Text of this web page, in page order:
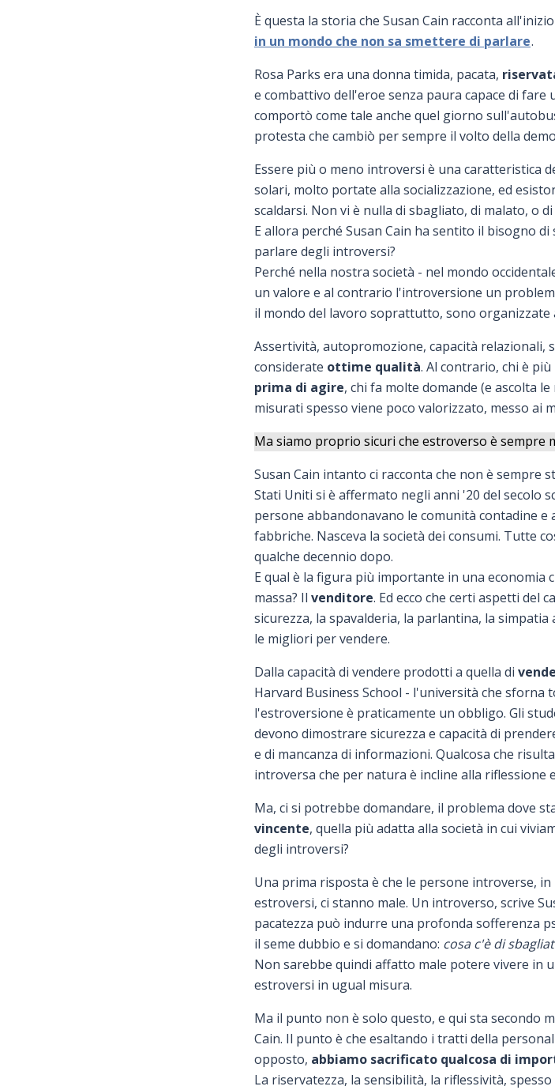
È questa la storia che Susan Cain racconta
in un mondo che non sa smettere di parlare.
Rosa Parks era una donna timida, pacata,
e combattivo dell'eroe senza paura capace di fare
comportò come tale anche quel giorno
protesta che cambiò per sempre il volto della
Essere più o meno introversi è una caratteristica
solari, molto portate alla socializzazione, ed
scaldarsi. Non vi è nulla di sbagliato, di malato, o
E allora perché Susan Cain ha sentito il bisogno
parlare degli introversi?
Perché nella nostra società - nel mondo
un valore e al contrario l'introversione un
il mondo del lavoro soprattutto, sono
Assertività, autopromozione, capacità relazionali,
considerate ottime qualità. Al contrario, chi è
prima di agire, chi fa molte domande (e ascolta
misurati spesso viene poco valorizzato, messo ai
Ma siamo proprio sicuri che estroverso è sempre
Susan Cain intanto ci racconta che non è sempre
Stati Uniti si è affermato negli anni '20 del secolo
persone abbandonavano le comunità contadine e
fabbriche. Nasceva la società dei consumi. Tutte
qualche decennio dopo.
E qual è la figura più importante in una economia
massa? Il venditore. Ed ecco che certi aspetti del
sicurezza, la spavalderia, la parlantina, la
le migliori per vendere.
Dalla capacità di vendere prodotti a quella di
Harvard Business School - l'università che sforna
l'estroversione è praticamente un obbligo. Gli
devono dimostrare sicurezza e capacità di
e di mancanza di informazioni. Qualcosa che
introversa che per natura è incline alla riflessione
Ma, ci si potrebbe domandare, il problema dove
vincente, quella più adatta alla società in cui
degli introversi?
Una prima risposta è che le persone introverse,
estroversi, ci stanno male. Un introverso, scrive
pacatezza può indurre una profonda sofferenza
il seme dubbio e si domandano: cosa c'è di
Non sarebbe quindi affatto male potere vivere in
estroversi in ugual misura.
Ma il punto non è solo questo, e qui sta secondo
Cain. Il punto è che esaltando i tratti della
opposto, abbiamo sacrificato qualcosa di
La riservatezza, la sensibilità, la riflessività,